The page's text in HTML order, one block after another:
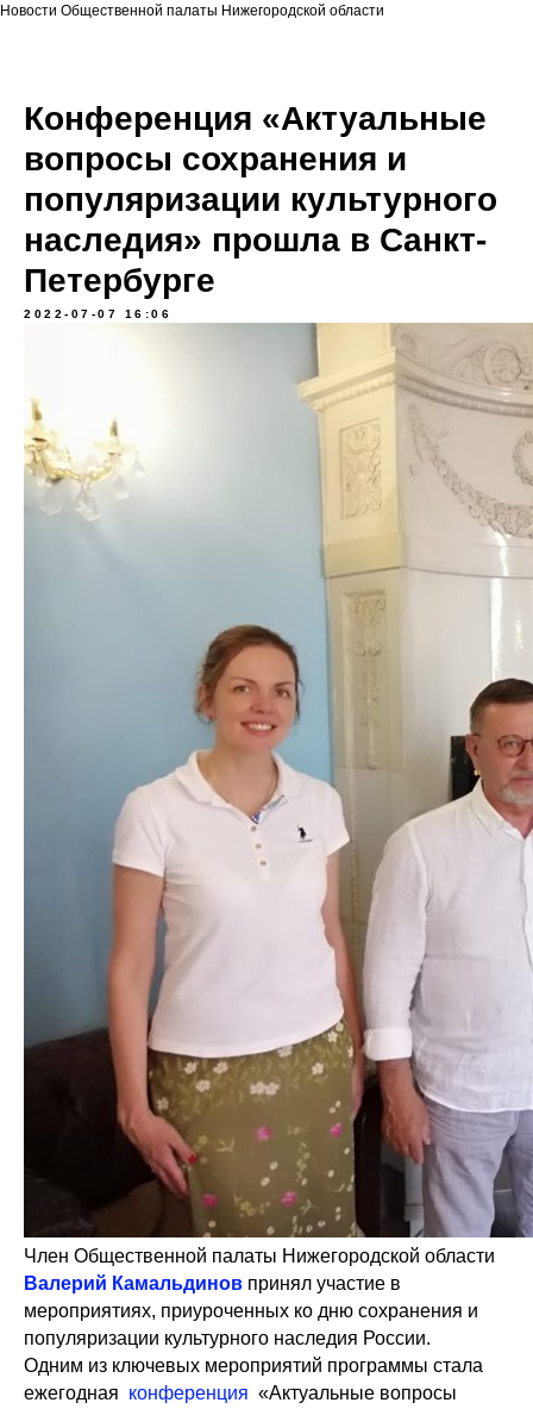
Новости Общественной палаты Нижегородской области
Конференция «Актуальные
вопросы сохранения и
популяризации культурного
наследия» прошла в Санкт-
Петербурге
2022-07-07 16:06
Член Общественной палаты Нижегородской области
Валерий Камальдинов принял участие в
мероприятиях, приуроченных ко дню сохранения и
популяризации культурного наследия России.
Одним из ключевых мероприятий программы стала
ежегодная конференция «Актуальные вопросы